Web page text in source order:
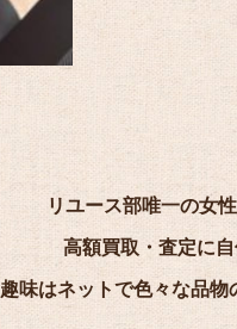
リユース部唯一の女
高額買取・査定に自
趣味はネットで色々な品物